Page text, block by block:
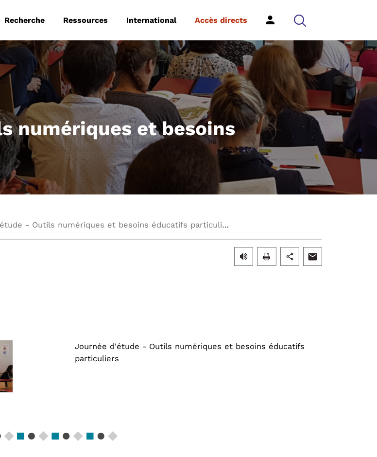
Recherche Ressources International Accès directs
numériques et besoins
Journée d'étude - Outils numériques et besoins éducatifs particuliers
Journée d'étude - Outils numériques et besoins éducatifs
particuliers